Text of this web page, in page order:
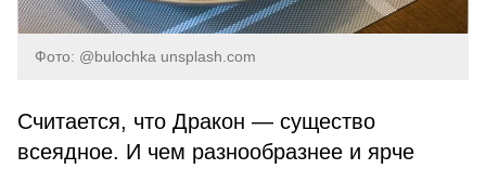
Фото: @bulochka unsplash.com
Считается, что Дракон — существо
всеядное. И чем разнообразнее и ярче